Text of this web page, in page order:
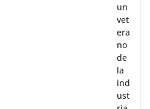
un
vet
era
no
de
la
ind
ust